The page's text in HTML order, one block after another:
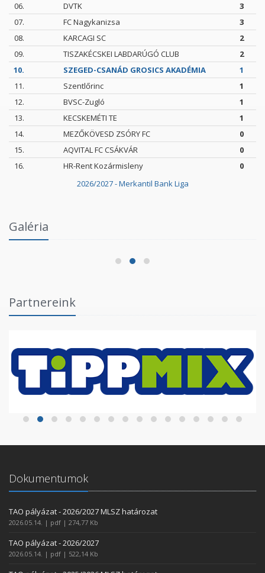
2026/2027 - Merkantil Bank Liga
06.
DVTK
3
07.
FC Nagykanizsa
3
08.
KARCAGI SC
2
09.
TISZAKÉCSKEI LABDARÚGÓ CLUB
2
10.
SZEGED-CSANÁD GROSICS AKADÉMIA
1
11.
Szentlőrinc
1
12.
BVSC-Zugló
1
13.
KECSKEMÉTI TE
1
14.
MEZŐKÖVESD ZSÓRY FC
0
15.
AQVITAL FC CSÁKVÁR
0
16.
HR-Rent Kozármisleny 0
Galéria
Fórumban
2026.06.03.
Partnereink
Dokumentumok
TAO pályázat - 2026/2027 MLSZ határozat
2026.05.14. | pdf | 274,77 Kb
TAO pályázat - 2026/2027
2026.05.14. | pdf | 522,14 Kb